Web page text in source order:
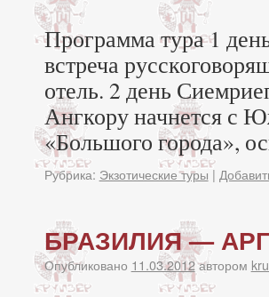
Программа тура 1
встреча
отель. 2 день
Ангкору начнется с
«Большого города»,
Рубрика: Экзотические туры |
БРАЗИЛИЯ —
Опубликовано 11.03.2012автором